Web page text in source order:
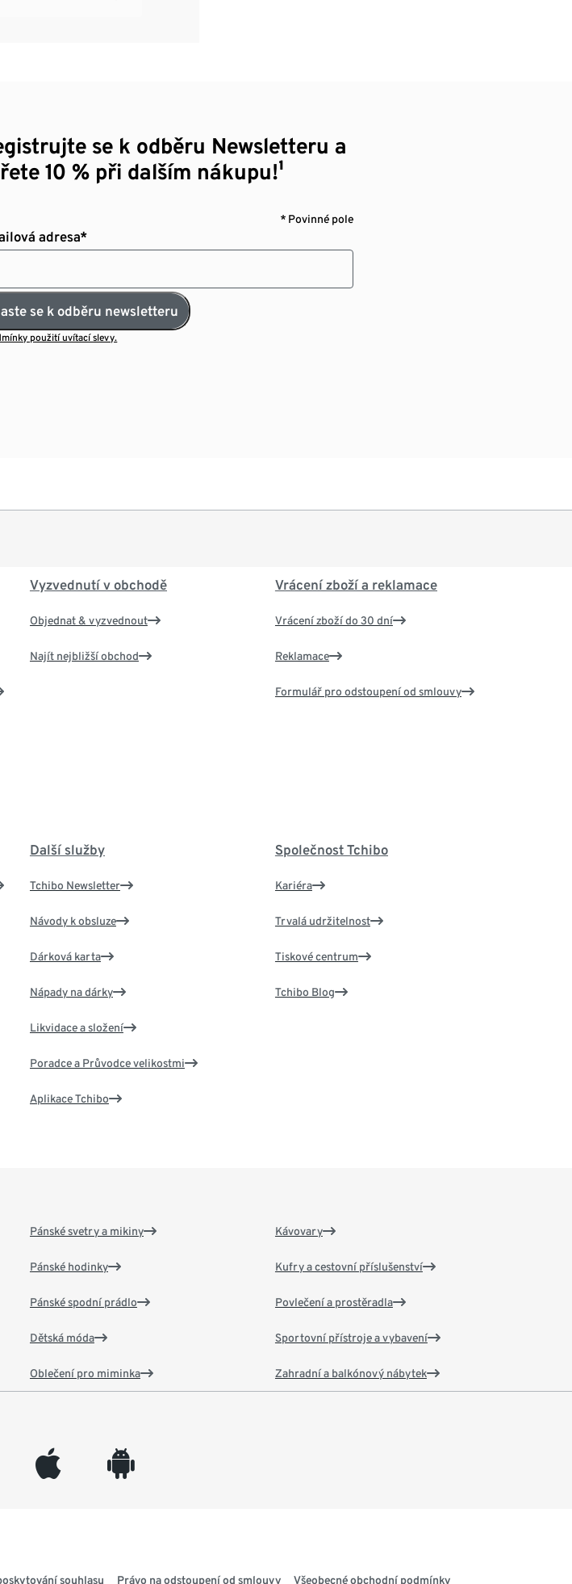
se k odběru Newsletteru a
10 % při dalším nákupu!¹
* Povinné pole
adresa*
se k odběru newsletteru
použití uvítací slevy.
Vyzvednutí v obchodě
Objednat & vyzvednout
Najít nejbližší obchod
Vrácení zboží a reklamace
Vrácení zboží do 30 dní
Reklamace
Formulář pro odstoupení od smlouvy
Další služby
Tchibo Newsletter
Návody k obsluze
Dárková karta
Nápady na dárky
Likvidace a složení
Poradce a Průvodce velikostmi
Aplikace Tchibo
Společnost Tchibo
Kariéra
Trvalá udržitelnost
Tiskové centrum
Tchibo Blog
Pánské svetry a mikiny
Pánské hodinky
Pánské spodní prádlo
Dětská móda
Oblečení pro miminka
Kávovary
Kufry a cestovní příslušenství
Povlečení a prostěradla
Sportovní přístroje a vybavení
Zahradní a balkónový nábytek
appleinc android
souhlasu Právo na odstoupení od smlouvy Všeobecné obchodní podmínky